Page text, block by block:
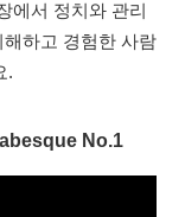
에서 정치와 관리
하고 경험한 사람
.
No.1